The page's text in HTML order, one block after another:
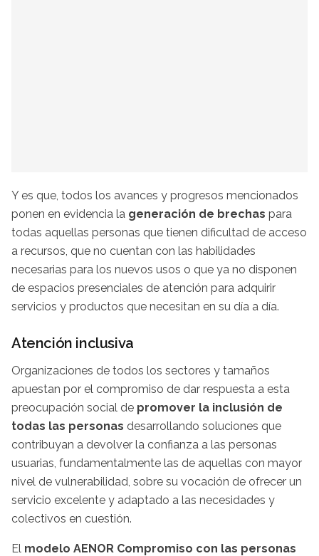
Y es que, todos los avances y progresos mencionados
ponen en evidencia la generación de brechas para
todas aquellas personas que tienen dificultad de acceso
a recursos, que no cuentan con las habilidades
necesarias para los nuevos usos o que ya no disponen
de espacios presenciales de atención para adquirir
servicios y productos que necesitan en su día a día.
Atención inclusiva
Organizaciones de todos los sectores y tamaños
apuestan por el compromiso de dar respuesta a esta
preocupación social de promover la inclusión de
todas las personas desarrollando soluciones que
contribuyan a devolver la confianza a las personas
usuarias, fundamentalmente las de aquellas con mayor
nivel de vulnerabilidad, sobre su vocación de ofrecer un
servicio excelente y adaptado a las necesidades y
colectivos en cuestión.
El modelo AENOR Compromiso con las personas